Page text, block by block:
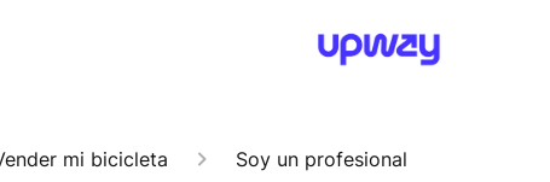
mi bicicleta
Soy un profesional